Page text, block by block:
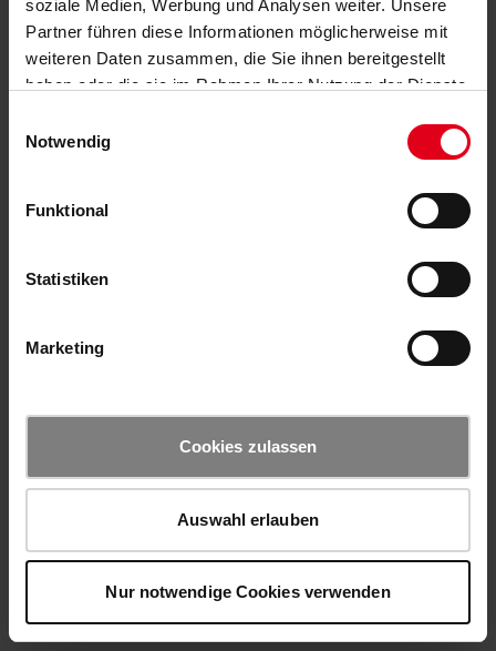
soziale Medien, Werbung und Analysen weiter. Unsere
Partner führen diese Informationen möglicherweise mit
weiteren Daten zusammen, die Sie ihnen bereitgestellt
haben oder die sie im Rahmen Ihrer Nutzung der Dienste
Notwendig
Funktional
Statistiken
Marketing
Cookies zulassen
Auswahl erlauben
Nur notwendige Cookies verwenden